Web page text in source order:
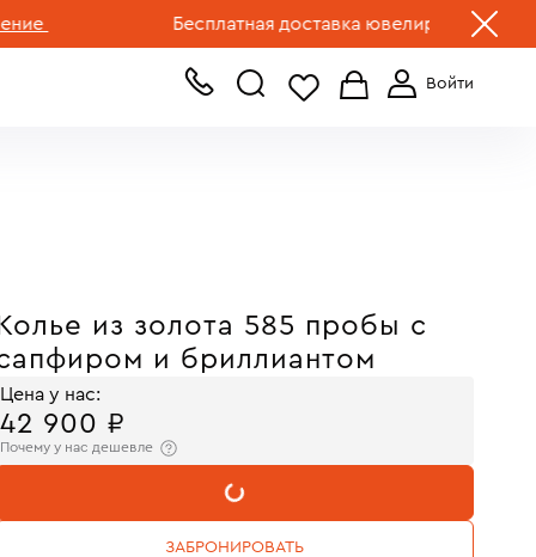
Бесплатная доставка ювелирных изделий по
+7 (499) 519-00-00
Колье из золота 585 пробы с
и бриллиантом
Цена у нас:
42 900 ₽
Почему у нас дешевле
В КОРЗИНУ
ЗАБРОНИРОВАТЬ